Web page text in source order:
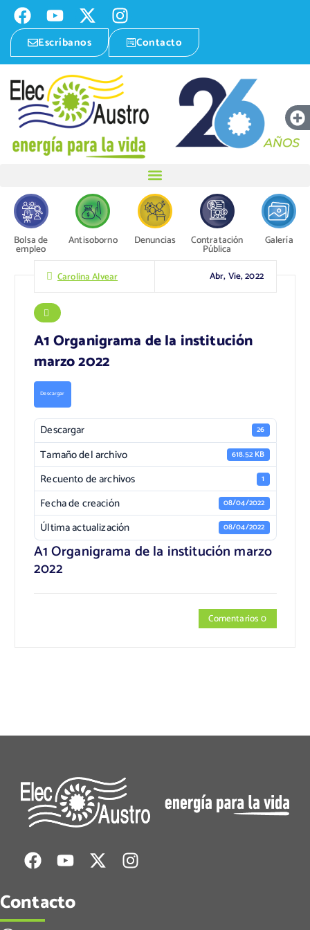
Escríbanos Contacto
Bolsa de
empleo
Antisoborno Denuncias Contratación
Pública
Galería
Carolina Alvear Abr, Vie, 2022
A1 Organigrama de la institución
marzo 2022
Descargar
Descargar 26
Tamaño del archivo 618.52 KB
Recuento de archivos 1
Fecha de creación 08/04/2022
Última actualización 08/04/2022
A1 Organigrama de la institución marzo
2022
Comentarios 0
Contacto